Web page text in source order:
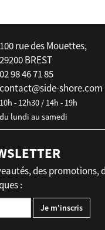
100 rue des Mouettes,
29200 BREST
02 98 46 71 85
contact@side-shore.com
10h - 12h30 / 14h - 19h
du lundi au samedi
des promotions,
: